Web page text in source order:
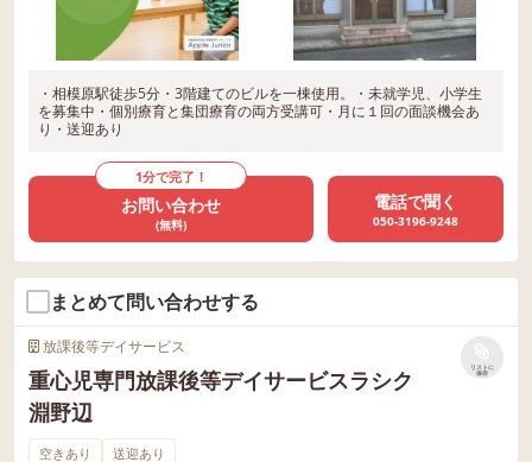
・相模原駅徒歩5分・3階建てのビルを一棟使用。・未就学児、小学生
を募集中・個別療育と集団療育の両方受講可・月に１回の面談機会あ
り・送迎あり
1分で完了！
お問い合わせ
(無料)
電話で聞く
050-3196-9248
まとめて問い合わせする
放課後等デイサービス
重心児専門放課後等デイサービスラシク
淵野辺
リストに
保存
空きあり 送迎あり